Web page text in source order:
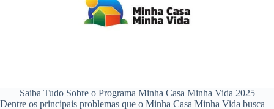
Saiba Tudo Sobre o Programa Minha Casa Minha Vida 2025
Dentre os principais problemas que o Minha Casa Minha Vida busca